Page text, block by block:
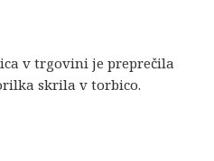
v trgovini je preprečila
skrila v torbico.